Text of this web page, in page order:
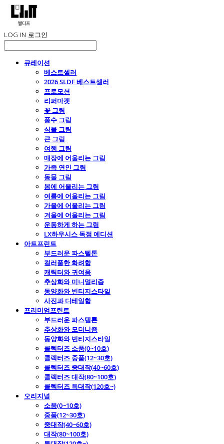
LOG IN 로그인
큐레이션
베스트셀러
2026 SLDF 베스트셀러
프로모션
리퍼마켓
꽃 그림
풍수 그림
식물 그림
큰 그림
여행 그림
매장에 어울리는 그림
가족 연인 그림
동물 그림
봄에 어울리는 그림
여름에 어울리는 그림
가을에 어울리는 그림
겨울에 어울리는 그림
운동하게 하는 그림
LX하우시스 독점 에디션
아트프린트
부드러운 파스텔톤
컬러풀한 화려함
캐릭터와 귀여움
추상화와 미니멀리즘
동양화와 빈티지스타일
사진과 디테일함
프리미엄프린트
부드러운 파스텔톤
추상화와 모더니즘
동양화와 빈티지스타일
콜렉터즈 소품(0~10호)
콜렉터즈 중품(12~30호)
콜렉터즈 중대작(40~60호)
콜렉터즈 대작(80~100호)
콜렉터즈 특대작(120호~)
오리지널
소품(0~10호)
중품(12~30호)
중대작(40~60호)
대작(80~100호)